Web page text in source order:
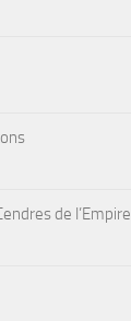
de l’Empire